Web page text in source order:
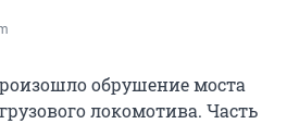
обрушение моста
локомотива. Часть